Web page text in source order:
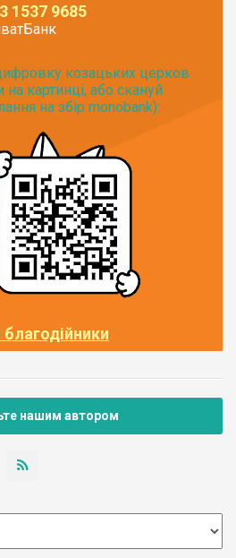
1537 9685
козацьких церков
на картинці, або скануй
на збір monobank):
нашим автором